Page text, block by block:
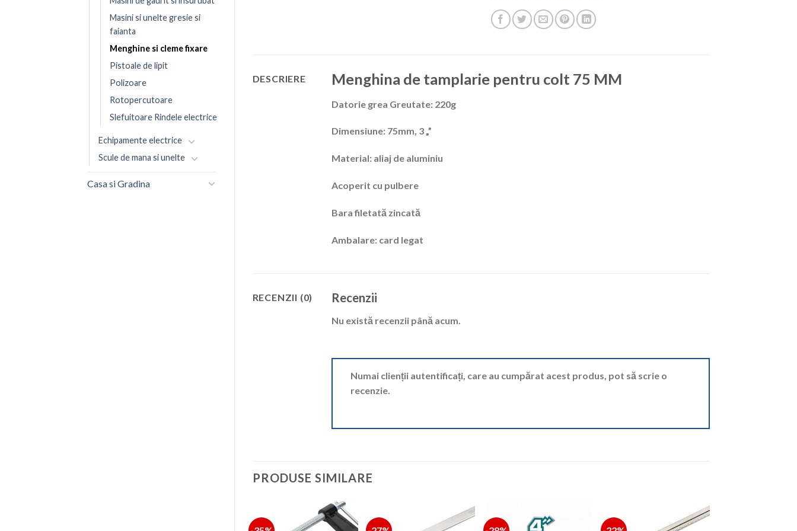
Masini si unelte gresie si
faianta
Menghine si cleme fixare
Pistoale de lipit
Polizoare
Rotopercutoare
Slefuitoare Rindele electrice
Echipamente electrice
Scule de mana si unelte
Casa si Gradina
DESCRIERE Menghina de tamplarie pentru colt 75 MM
Datorie grea Greutate: 220g
Dimensiune: 75mm, 3 „”
Material: aliaj de aluminiu
Acoperit cu pulbere
Bara filetată zincată
Ambalare: card legat
RECENZII (0) Recenzii
Nu există recenzii până acum.
Numai clienții autentificați, care au cumpărat acest produs, pot să scrie o
recenzie.
PRODUSE SIMILARE